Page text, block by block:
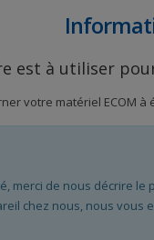
est à utiliser
votre matériel ECOM à
merci de nous décrire
chez nous, nous